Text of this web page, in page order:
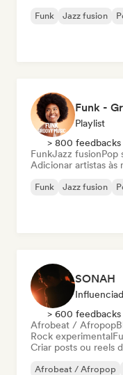
Funk Jazz fusion
Funk -
Playlist
> 800 feedbacks
FunkJazz fusionPop
Adicionar artistas às
Funk Jazz fusion
SONAH
> 600 feedbacks
Afrobeat / Afropop
Rock experimental
Criar posts ou reels
Afrobeat / Afropop